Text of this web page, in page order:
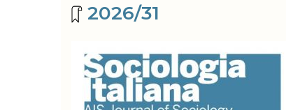
2026/31